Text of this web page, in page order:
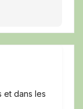
et dans les